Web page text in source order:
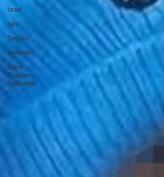
Israel
bano
Tragedia
Guatemala
Grupo
Financiero
Continental